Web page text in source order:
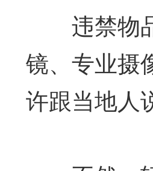
违禁物品
镜、专业摄
许跟当地人